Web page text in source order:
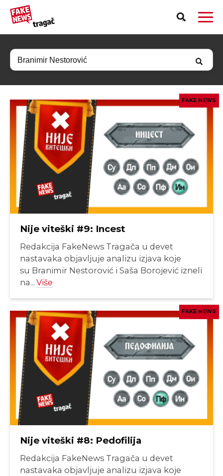
PRIJAVI LAŽNU VEST!
FAKE NEWS
Nije viteški #9: Incest
Redakcija FakeNews Tragača u devet
nastavaka objavljuje analizu izjava koje
su Branimir Nestorović i Saša Borojević izneli
na... Više
FAKE NEWS
Nije viteški #8: Pedofilija
Redakcija FakeNews Tragača u devet
nastavaka objavljuje analizu izjava koje